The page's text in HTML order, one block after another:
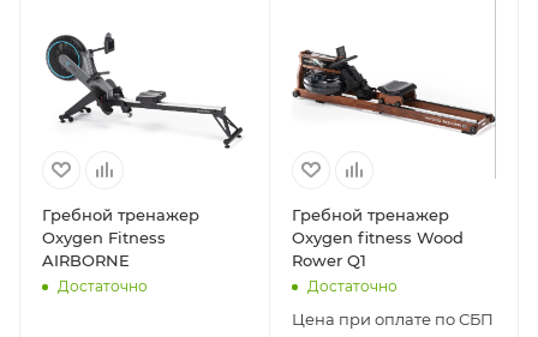
Гребной тренажер
Oxygen Fitness
AIRBORNE
Достаточно
Гребной тренажер
Oxygen fitness Wood
Rower Q1
Достаточно
Цена при оплате по СБП